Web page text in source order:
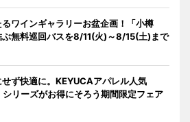
るワインギャラリーお盆企画！「小樽
無料巡回バスを8/11(火)～8/15(土)まで
ず快適に。KEYUCAアパレル人気
リーズがお得にそろう期間限定フェア